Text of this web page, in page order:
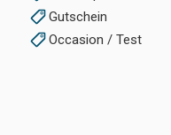
Gutschein
Occasion / Test